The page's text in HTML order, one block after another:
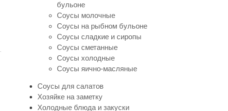
бульоне
Соусы молочные
Соусы на рыбном бульоне
Соусы сладкие и сиропы
Соусы сметанные
Соусы холодные
Соусы яично-масляные
Соусы для салатов
Хозяйке на заметку
Холодные блюда и закуски